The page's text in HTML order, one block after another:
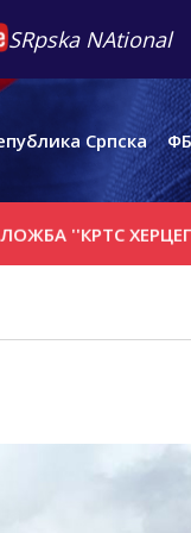
SRpska NAtional
Српска